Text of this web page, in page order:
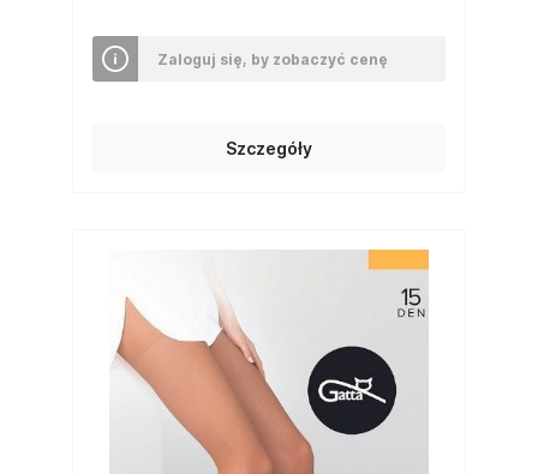
Zaloguj się, by zobaczyć cenę
Szczegóły